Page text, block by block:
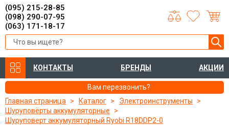
(095) 215-28-85
(098) 290-07-95
(063) 171-18-17
КОНТАКТЫ БРЕНДЫ АКЦИИ
Вам перезвонить?
Главная страница
Каталог
Электроинструменты
Шуруповёрты аккумуляторные
Шуруповерт аккумуляторный Ryobi R18DDP2-0